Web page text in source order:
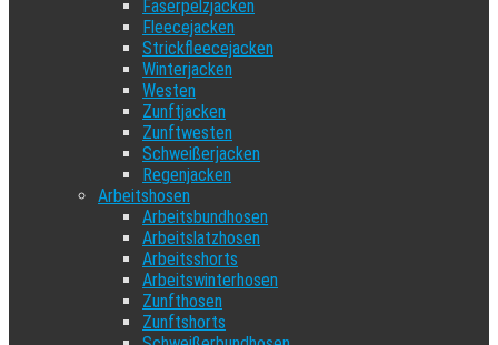
Faserpelzjacken
Fleecejacken
Strickfleecejacken
Winterjacken
Westen
Zunftjacken
Zunftwesten
Schweißerjacken
Regenjacken
Arbeitshosen
Arbeitsbundhosen
Arbeitslatzhosen
Arbeitsshorts
Arbeitswinterhosen
Zunfthosen
Zunftshorts